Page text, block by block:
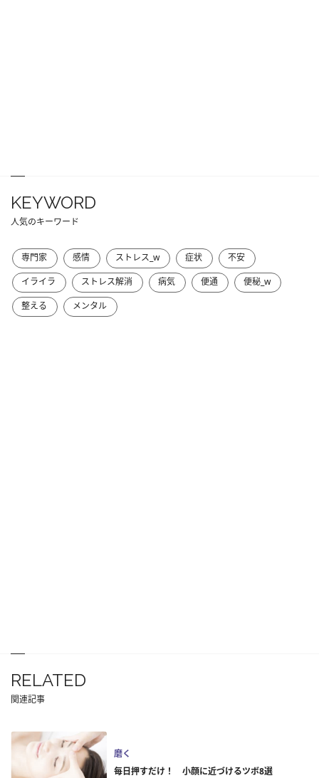
KEYWORD
人気のキーワード
専門家 感情 ストレス_w 症状
不安
イライラ
ストレス解消 病気 便通
便秘_w
整える
メンタル
RELATED
関連記事
磨く
毎日押すだけ！ 小顔に近づけるツボ8選